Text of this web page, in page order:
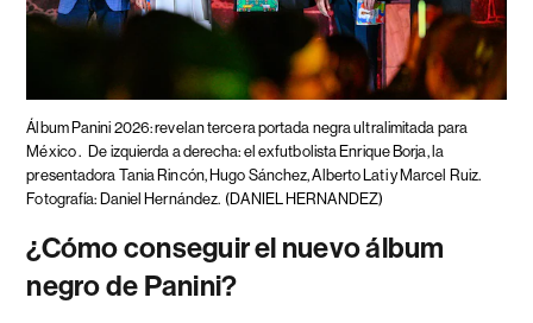
Álbum Panini 2026: revelan tercera portada negra ultralimitada para
México . De izquierda a derecha: el exfutbolista Enrique Borja, la
presentadora Tania Rincón, Hugo Sánchez, Alberto Lati y Marcel Ruiz.
Fotografía: Daniel Hernández. (DANIEL HERNANDEZ)
¿Cómo conseguir el nuevo álbum
negro de Panini?